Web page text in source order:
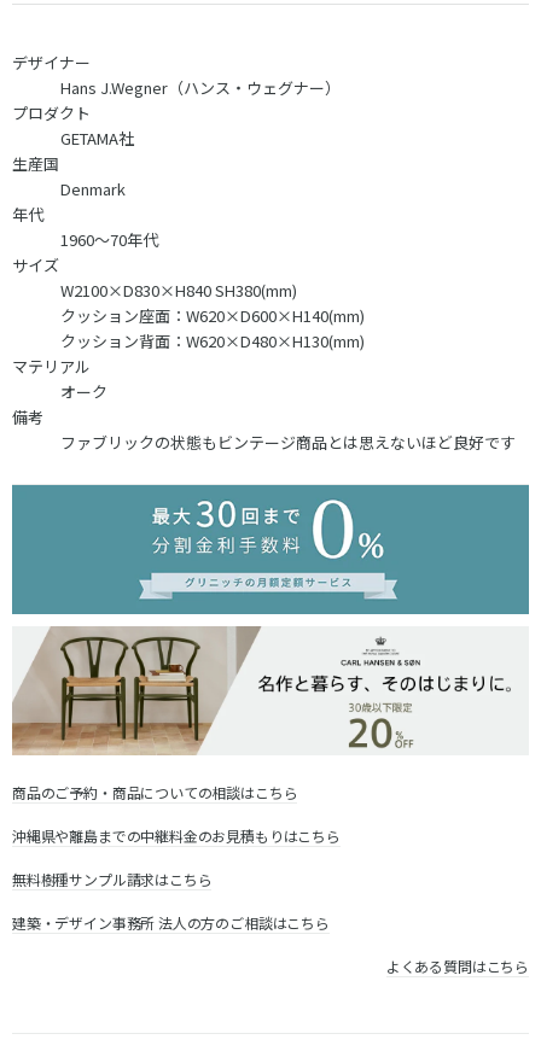
デザイナー
Hans J.Wegner（ハンス・ウェグナー）
プロダクト
GETAMA社
生産国
Denmark
年代
1960～70年代
サイズ
W2100×D830×H840 SH380(mm)
クッション座面：W620×D600×H140(mm)
クッション背面：W620×D480×H130(mm)
マテリアル
オーク
備考
ファブリックの状態もビンテージ商品とは思えないほど良好です
商品のご予約・商品についての相談はこちら
沖縄県や離島までの中継料金のお見積もりはこちら
無料樹種サンプル請求はこちら
建築・デザイン事務所 法人の方のご相談はこちら
よくある質問はこちら